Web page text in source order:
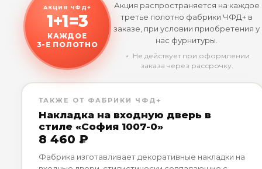
АКЦИЯ ЧФД+
1+1=3
КАЖДОЕ
3-Е ПОЛОТНО
Акция распространяется на каждое
третье полотно фабрики ЧФД+ в
заказе, при условии приобретения у
нас фурнитуры.
﹡ Не действует при оформлении
заказа через рассрочку.
ТАКЖЕ ОТ ФАБРИКИ ЧФД+
Накладка на входную дверь в
стиле «София 1007-0»
8 460 ₽
Фабрика изготавливает декоративные накладки на